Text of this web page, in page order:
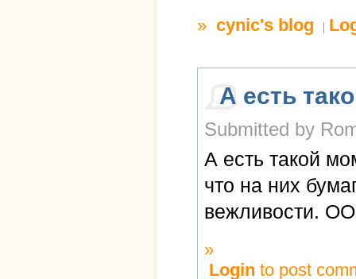
» cynic's blog
А есть
Submitted by
А есть такой
что на них
вежливости.
»
Login to post